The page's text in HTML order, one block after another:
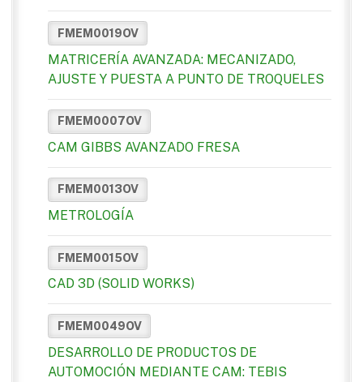
FMEM0019OV
MATRICERÍA AVANZADA: MECANIZADO,
AJUSTE Y PUESTA A PUNTO DE TROQUELES
FMEM0007OV
CAM GIBBS AVANZADO FRESA
FMEM0013OV
METROLOGÍA
FMEM0015OV
CAD 3D (SOLID WORKS)
FMEM0049OV
DESARROLLO DE PRODUCTOS DE
AUTOMOCIÓN MEDIANTE CAM: TEBIS